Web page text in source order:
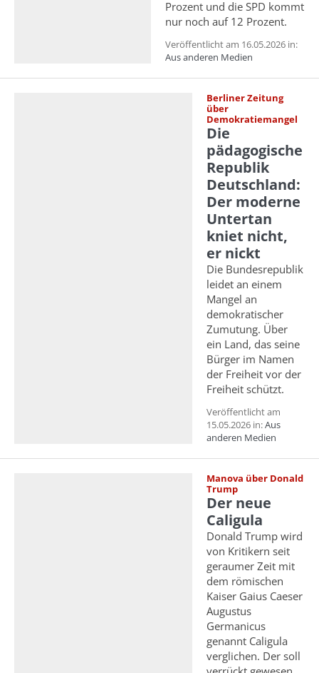
Prozent und die SPD kommt
nur noch auf 12 Prozent.
Veröffentlicht am 16.05.2026 in:
Aus anderen Medien
Berliner Zeitung
über
Demokratiemangel
Die
pädagogische
Republik
Deutschland:
Der moderne
Untertan
kniet nicht,
er nickt
Die Bundesrepublik
leidet an einem
Mangel an
demokratischer
Zumutung. Über
ein Land, das seine
Bürger im Namen
der Freiheit vor der
Freiheit schützt.
Veröffentlicht am
15.05.2026 in:Aus
anderen Medien
Manova über Donald
Trump
Der neue
Caligula
Donald Trump wird
von Kritikern seit
geraumer Zeit mit
dem römischen
Kaiser Gaius Caeser
Augustus
Germanicus
genannt Caligula
verglichen. Der soll